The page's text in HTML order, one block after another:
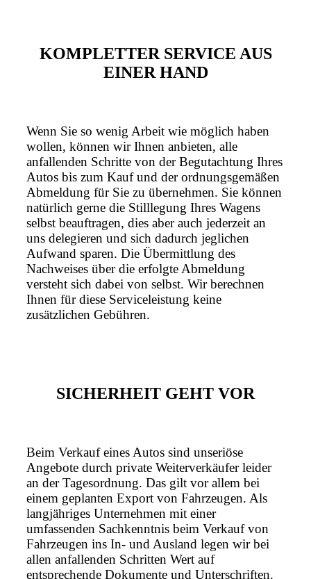
KOMPLETTER SERVICE AUS
EINER HAND
Wenn Sie so wenig Arbeit wie möglich haben
wollen, können wir Ihnen anbieten, alle
anfallenden Schritte von der Begutachtung Ihres
Autos bis zum Kauf und der ordnungsgemäßen
Abmeldung für Sie zu übernehmen. Sie können
natürlich gerne die Stilllegung Ihres Wagens
selbst beauftragen, dies aber auch jederzeit an
uns delegieren und sich dadurch jeglichen
Aufwand sparen. Die Übermittlung des
Nachweises über die erfolgte Abmeldung
versteht sich dabei von selbst. Wir berechnen
Ihnen für diese Serviceleistung keine
zusätzlichen Gebühren.
SICHERHEIT GEHT VOR
Beim Verkauf eines Autos sind unseriöse
Angebote durch private Weiterverkäufer leider
an der Tagesordnung. Das gilt vor allem bei
einem geplanten Export von Fahrzeugen. Als
langjähriges Unternehmen mit einer
umfassenden Sachkenntnis beim Verkauf von
Fahrzeugen ins In- und Ausland legen wir bei
allen anfallenden Schritten Wert auf
entsprechende Dokumente und Unterschriften.